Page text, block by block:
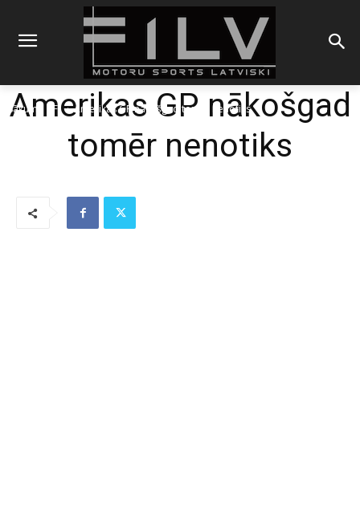
Sākums F1 Amerikas GP nākošgad tomēr nenotiks
Amerikas GP nākošgad
tomēr nenotiks